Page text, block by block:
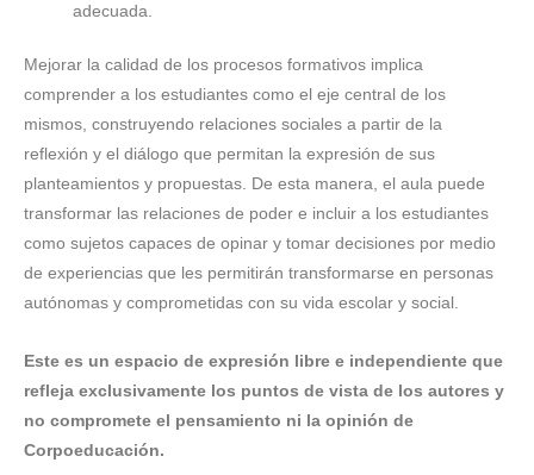
adecuada.
Mejorar la calidad de los procesos formativos implica
comprender a los estudiantes como el eje central de los
mismos, construyendo relaciones sociales a partir de la
reflexión y el diálogo que permitan la expresión de sus
planteamientos y propuestas. De esta manera, el aula puede
transformar las relaciones de poder e incluir a los estudiantes
como sujetos capaces de opinar y tomar decisiones por medio
de experiencias que les permitirán transformarse en personas
autónomas y comprometidas con su vida escolar y social.
Este es un espacio de expresión libre e independiente que
refleja exclusivamente los puntos de vista de los autores y
no compromete el pensamiento ni la opinión de
Corpoeducación.